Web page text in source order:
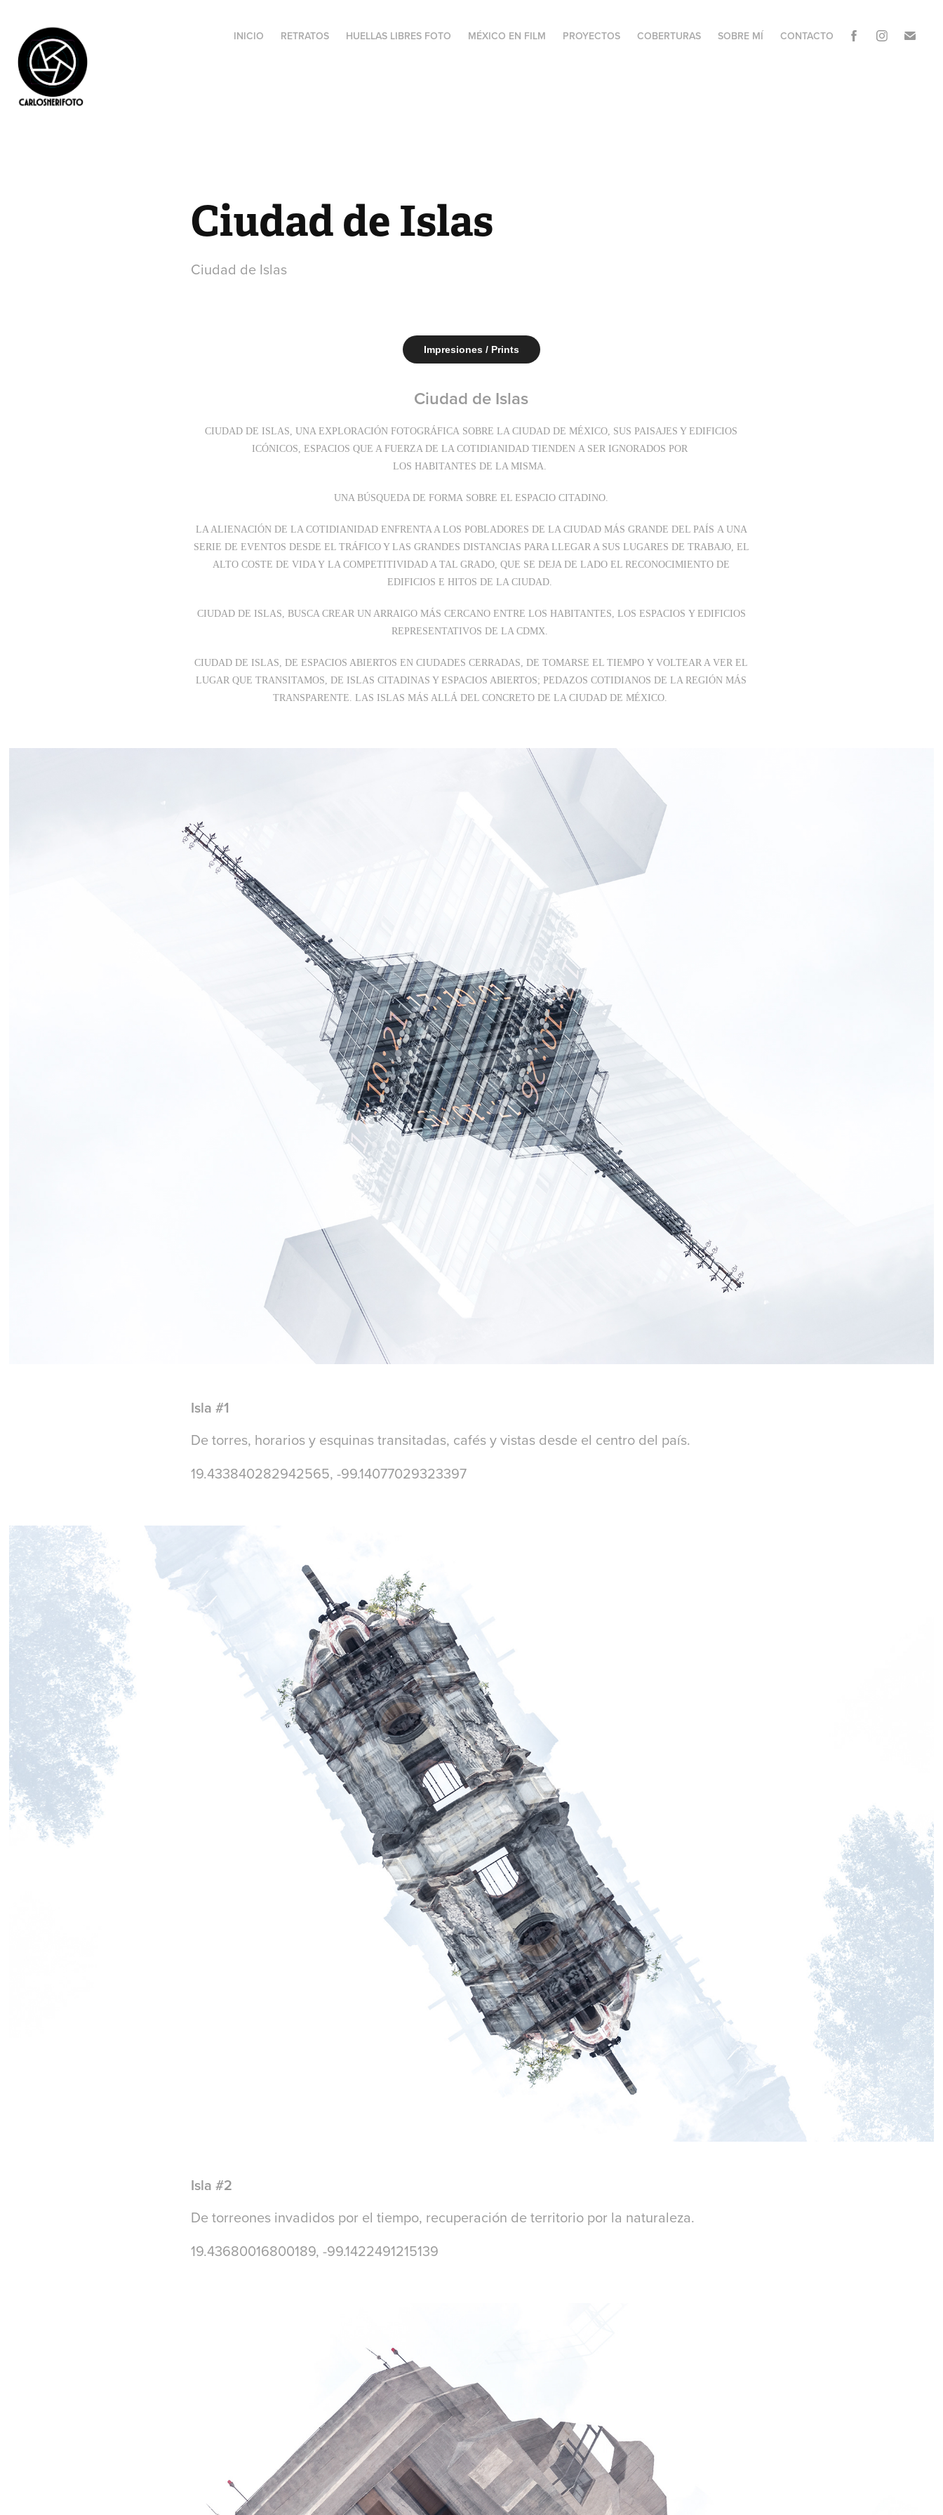
INICIO RETRATOS HUELLAS LIBRES FOTO MÉXICO EN FILM PROYECTOS COBERTURAS SOBRE MÍ CONTACTO
Ciudad de Islas
Ciudad de Islas
Impresiones / Prints
Ciudad de Islas
CIUDAD DE ISLAS, UNA EXPLORACIÓN FOTOGRÁFICA SOBRE LA CIUDAD DE MÉXICO, SUS PAISAJES Y EDIFICIOS
ICÓNICOS, ESPACIOS QUE A FUERZA DE LA COTIDIANIDAD TIENDEN A SER IGNORADOS POR
LOS HABITANTES DE LA MISMA.
UNA BÚSQUEDA DE FORMA SOBRE EL ESPACIO CITADINO.
LA ALIENACIÓN DE LA COTIDIANIDAD ENFRENTA A LOS POBLADORES DE LA CIUDAD MÁS GRANDE DEL PAÍS A UNA
SERIE DE EVENTOS DESDE EL TRÁFICO Y LAS GRANDES DISTANCIAS PARA LLEGAR A SUS LUGARES DE TRABAJO, EL
ALTO COSTE DE VIDA Y LA COMPETITIVIDAD A TAL GRADO, QUE SE DEJA DE LADO EL RECONOCIMIENTO DE
EDIFICIOS E HITOS DE LA CIUDAD.
CIUDAD DE ISLAS, BUSCA CREAR UN ARRAIGO MÁS CERCANO ENTRE LOS HABITANTES, LOS ESPACIOS Y EDIFICIOS
REPRESENTATIVOS DE LA CDMX.
CIUDAD DE ISLAS, DE ESPACIOS ABIERTOS EN CIUDADES CERRADAS, DE TOMARSE EL TIEMPO Y VOLTEAR A VER EL
LUGAR QUE TRANSITAMOS, DE ISLAS CITADINAS Y ESPACIOS ABIERTOS; PEDAZOS COTIDIANOS DE LA REGIÓN MÁS
TRANSPARENTE. LAS ISLAS MÁS ALLÁ DEL CONCRETO DE LA CIUDAD DE MÉXICO.
Isla #1
De torres, horarios y esquinas transitadas, cafés y vistas desde el centro del país.
19.433840282942565, -99.14077029323397
Isla #2
De torreones invadidos por el tiempo, recuperación de territorio por la naturaleza.
19.43680016800189, -99.1422491215139